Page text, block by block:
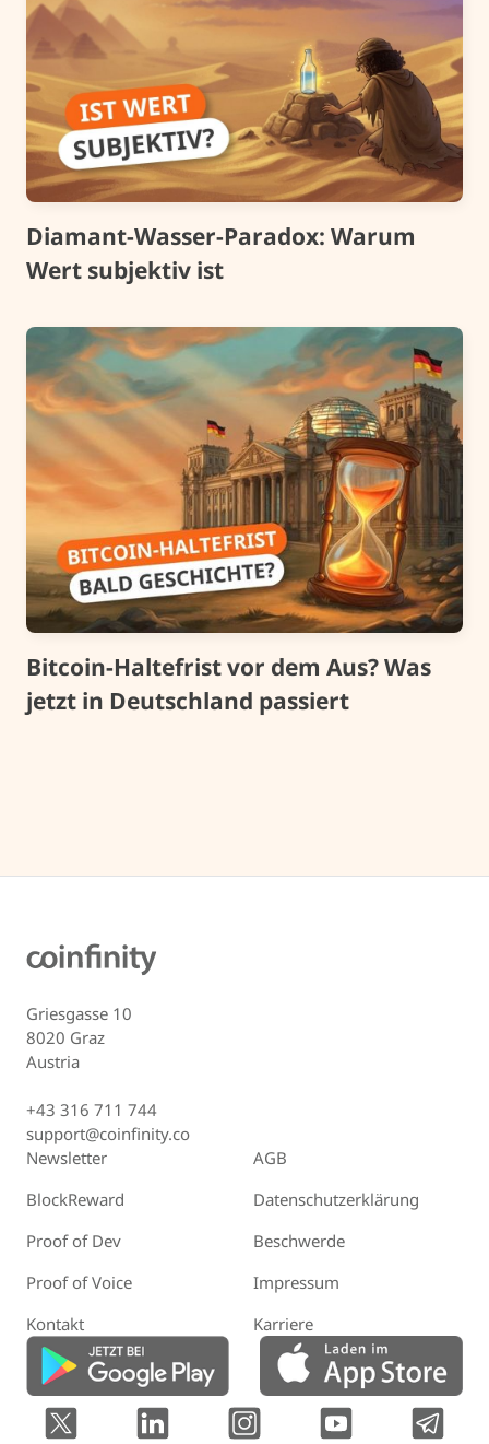
Diamant-Wasser-Paradox: Warum
Wert subjektiv ist
Bitcoin-Haltefrist vor dem Aus? Was
jetzt in Deutschland passiert
Griesgasse 10
8020 Graz
Austria
+43 316 711 744
support@coinfinity.co
Newsletter
AGB
BlockReward
Datenschutzerklärung
Proof of Dev
Beschwerde
Proof of Voice
Impressum
Kontakt
Karriere